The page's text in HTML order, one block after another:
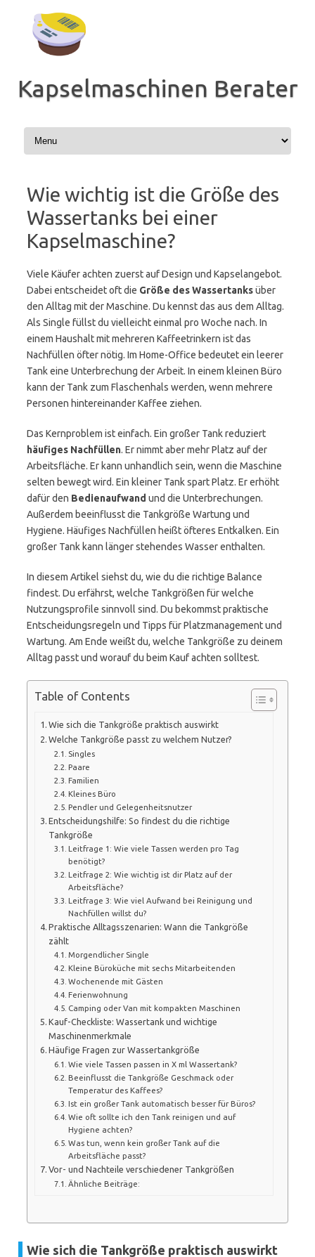
Inhalt
springen
Kapselmaschinen Berater
Wie wichtig ist die Größe des
Wassertanks bei einer
Kapselmaschine?
Viele Käufer achten zuerst auf Design und Kapselangebot.
Dabei entscheidet oft die Größe des Wassertanksüber
den Alltag mit der Maschine. Du kennst das aus dem Alltag.
Als Single füllst du vielleicht einmal pro Woche nach. In
einem Haushalt mit mehreren Kaffeetrinkern ist das
Nachfüllen öfter nötig. Im Home-Office bedeutet ein leerer
Tank eine Unterbrechung der Arbeit. In einem kleinen Büro
kann der Tank zum Flaschenhals werden, wenn mehrere
Personen hintereinander Kaffee ziehen.
Das Kernproblem ist einfach. Ein großer Tank reduziert
häufiges Nachfüllen. Er nimmt aber mehr Platz auf der
Arbeitsfläche. Er kann unhandlich sein, wenn die Maschine
selten bewegt wird. Ein kleiner Tank spart Platz. Er erhöht
dafür den Bedienaufwand und die Unterbrechungen.
Außerdem beeinflusst die Tankgröße Wartung und
Hygiene. Häufiges Nachfüllen heißt öfteres Entkalken. Ein
großer Tank kann länger stehendes Wasser enthalten.
In diesem Artikel siehst du, wie du die richtige Balance
findest. Du erfährst, welche Tankgrößen für welche
Nutzungsprofile sinnvoll sind. Du bekommst praktische
Entscheidungsregeln und Tipps für Platzmanagement und
Wartung. Am Ende weißt du, welche Tankgröße zu deinem
Alltag passt und worauf du beim Kauf achten solltest.
Table of Contents
Wie sich die Tankgröße praktisch auswirkt
Welche Tankgröße passt zu welchem Nutzer?
Singles
Paare
Familien
Kleines Büro
Pendler und Gelegenheitsnutzer
Entscheidungshilfe: So findest du die richtige
Tankgröße
Leitfrage 1: Wie viele Tassen werden pro Tag
benötigt?
Leitfrage 2: Wie wichtig ist dir Platz auf der
Arbeitsfläche?
Leitfrage 3: Wie viel Aufwand bei Reinigung und
Nachfüllen willst du?
Praktische Alltagsszenarien: Wann die Tankgröße
zählt
Morgendlicher Single
Kleine Büroküche mit sechs Mitarbeitenden
Wochenende mit Gästen
Ferienwohnung
Camping oder Van mit kompakten Maschinen
Kauf-Checkliste: Wassertank und wichtige
Maschinenmerkmale
Häufige Fragen zur Wassertankgröße
Wie viele Tassen passen in X ml Wassertank?
Beeinflusst die Tankgröße Geschmack oder
Temperatur des Kaffees?
Ist ein großer Tank automatisch besser für Büros?
Wie oft sollte ich den Tank reinigen und auf
Hygiene achten?
Was tun, wenn kein großer Tank auf die
Arbeitsfläche passt?
Vor- und Nachteile verschiedener Tankgrößen
Ähnliche Beiträge:
Wie sich die Tankgröße praktisch auswirkt